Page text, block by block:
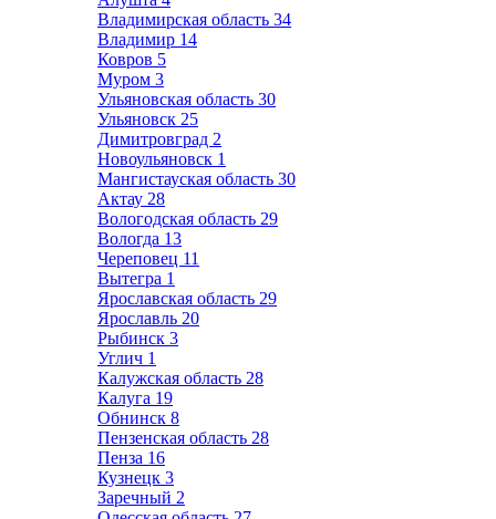
Владимирская область 34
Владимир 14
Ковров 5
Муром 3
Ульяновская область 30
Ульяновск 25
Димитровград 2
Новоульяновск 1
Мангистауская область 30
Актау 28
Вологодская область 29
Вологда 13
Череповец 11
Вытегра 1
Ярославская область 29
Ярославль 20
Рыбинск 3
Углич 1
Калужская область 28
Калуга 19
Обнинск 8
Пензенская область 28
Пенза 16
Кузнецк 3
Заречный 2